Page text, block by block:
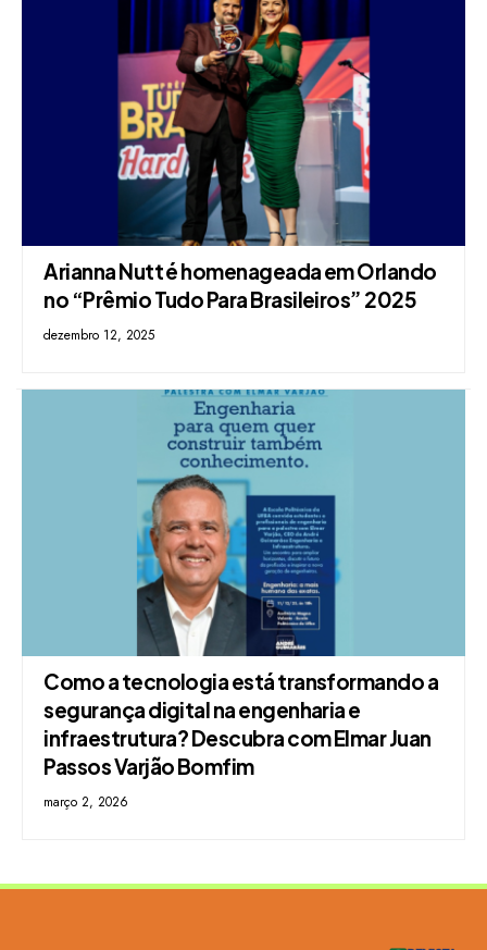
Arianna Nutt é homenageada em Orlando
no “Prêmio Tudo Para Brasileiros” 2025
dezembro 12, 2025
Como a tecnologia está transformando a
segurança digital na engenharia e
infraestrutura? Descubra com Elmar Juan
Passos Varjão Bomfim
março 2, 2026